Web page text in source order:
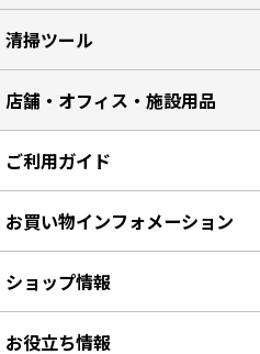
清掃ツール
店舗・オフィス・施設用品
ご利用ガイド
お買い物インフォメーション
ショップ情報
お役立ち情報